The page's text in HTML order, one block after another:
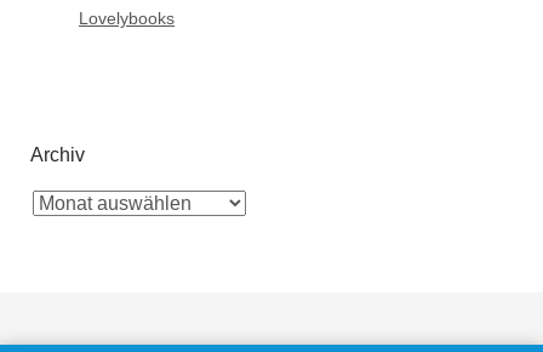
Lovelybooks
Archiv